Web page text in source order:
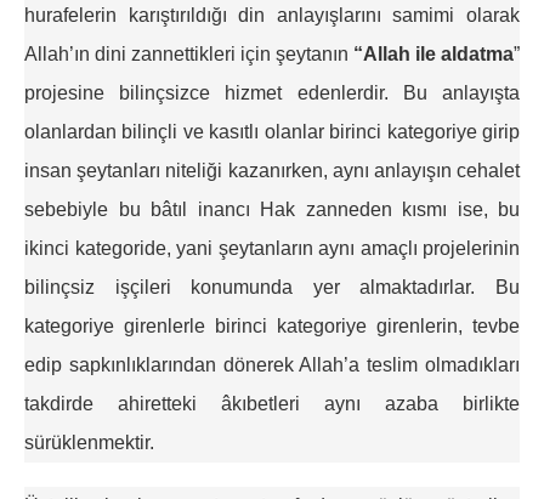
hurafelerin karıştırıldığı din anlayışlarını samimi olarak
Allah’ın dini zannettikleri için şeytanın “Allah ile aldatma”
projesine bilinçsizce hizmet edenlerdir. Bu anlayışta
olanlardan bilinçli ve kasıtlı olanlar birinci kategoriye girip
insan şeytanları niteliği kazanırken, aynı anlayışın cehalet
sebebiyle bu bâtıl inancı Hak zanneden kısmı ise, bu
ikinci kategoride, yani şeytanların aynı amaçlı projelerinin
bilinçsiz işçileri konumunda yer almaktadırlar. Bu
kategoriye girenlerle birinci kategoriye girenlerin, tevbe
edip sapkınlıklarından dönerek Allah’a teslim olmadıkları
takdirde ahiretteki âkıbetleri aynı azaba birlikte
sürüklenmektir.